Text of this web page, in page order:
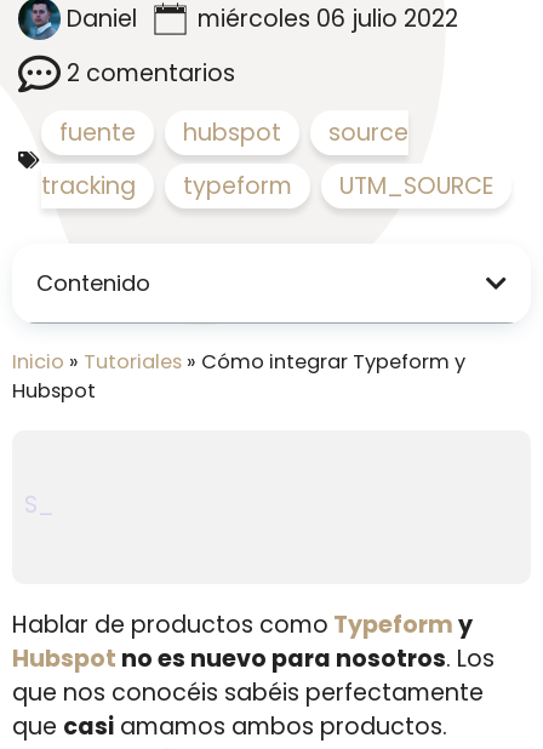
Daniel
miércoles 06 julio 2022
2 comentarios
fuente
hubspot
source
tracking
typeform UTM_SOURCE
Contenido
Inicio » Tutoriales » Cómo integrar Typeform y
Hubspot
SE Ranking y la Inteligencia Art
email marketing en 2026: cómo
usar MailerLite para escalar tu
Hablar de productos como Typeformy
Hubspot no es nuevo para nosotros. Los
que nos conocéis sabéis perfectamente
que casi amamos ambos productos.